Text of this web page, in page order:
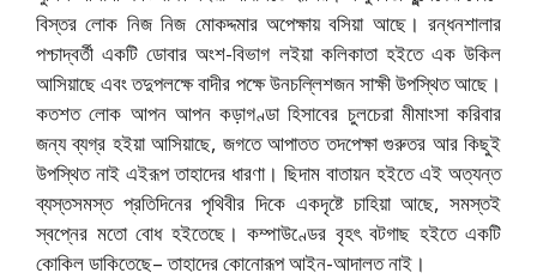
বিস্তর লোক নিজ নিজ মোকদ্দমার অপেক্ষায় বসিয়া আছে। রন্ধনশালার
পশ্চাদ্বর্তী একটি ডোবার অংশ-বিভাগ লইয়া কলিকাতা হইতে এক উকিল
আসিয়াছে এবং তদুপলক্ষে বাদীর পক্ষে উনচল্লিশজন সাক্ষী উপস্থিত আছে।
কতশত লোক আপন আপন কড়াগণ্ডা হিসাবের চুলচেরা মীমাংসা করিবার
জন্য ব্যগ্র হইয়া আসিয়াছে, জগতে আপাতত তদপেক্ষা গুরুতর আর কিছুই
উপস্থিত নাই এইরূপ তাহাদের ধারণা। ছিদাম বাতায়ন হইতে এই অত্যন্ত
ব্যস্তসমস্ত প্রতিদিনের পৃথিবীর দিকে একদৃষ্টে চাহিয়া আছে, সমস্তই
স্বপ্নের মতো বোধ হইতেছে। কম্পাউণ্ডের বৃহৎ বটগাছ হইতে একটি
কোকিল ডাকিতেছে– তাহাদের কোনোরূপ আইন-আদালত নাই।